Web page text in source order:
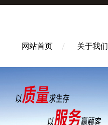
网站首页 关于我们